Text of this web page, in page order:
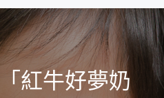
紅牛好夢奶